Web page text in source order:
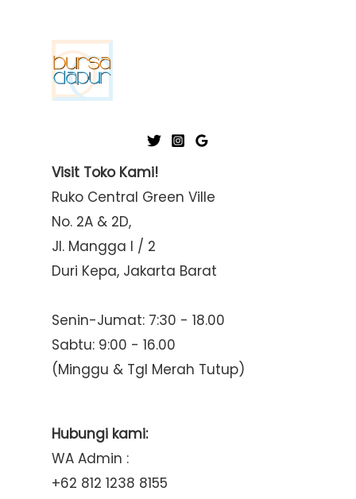
Visit Toko Kami!
Ruko Central Green Ville
No. 2A & 2D,
Jl. Mangga I / 2
Duri Kepa, Jakarta Barat
Senin-Jumat: 7:30 - 18.00
Sabtu: 9:00 - 16.00
(Minggu & Tgl Merah Tutup)
Hubungi kami:
WA Admin :
+62 812 1238 8155